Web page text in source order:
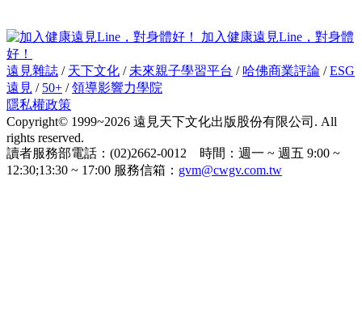
加入健康遠見Line，對身體
好！
遠見雜誌 / 天下文化 / 未來親子學習平台 / 哈佛商業評論 /ESG
遠見 / 50+ /領導影響力學院
隱私權政策
Copyright© 1999~2026 遠見天下文化出版股份有限公司. All
rights reserved.
讀者服務部電話：(02)2662-0012 時間：週一 ~ 週五 9:00 ~
12:30;13:30 ~ 17:00 服務信箱： gvm@cwgv.com.tw